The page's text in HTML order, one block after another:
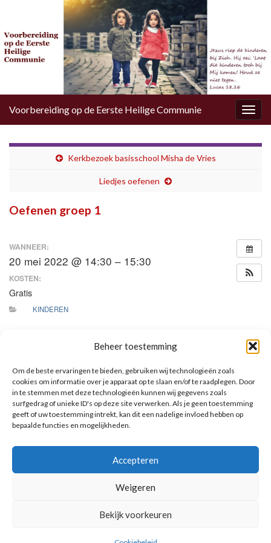
Beheer toestemming
Om de beste ervaringen te bieden, gebruiken wij technologieën zoals
cookies om informatie over je apparaat op te slaan en/of te raadplegen. Door
in te stemmen met deze technologieën kunnen wij gegevens zoals
surfgedrag of unieke ID's op deze site verwerken. Als je geen toestemming
geeft of uw toestemming intrekt, kan dit een nadelige invloed hebben op
bepaalde functies en mogelijkheden.
Accepteren
Weigeren
Bekijk voorkeuren
Voorbereiding op de Eerste Heilige Communie
Kerkbezoek basisschool Misha de Vries
Liedjes oefenen
Oefenen groep 1
WANNEER:
20 mei 2022 @ 14:30 – 15:30
KOSTEN:
Gratis
KINDEREN
samen te kunnen oefenen hoe ze in processie met hun
eerbiedig ontvangen. Ook oefent ieder kind wat er te lezen of
te doen is tijdens de Communieviering.